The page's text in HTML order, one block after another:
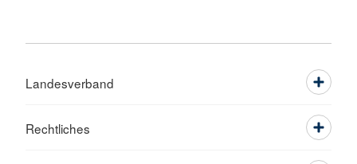
Landesverband
Rechtliches